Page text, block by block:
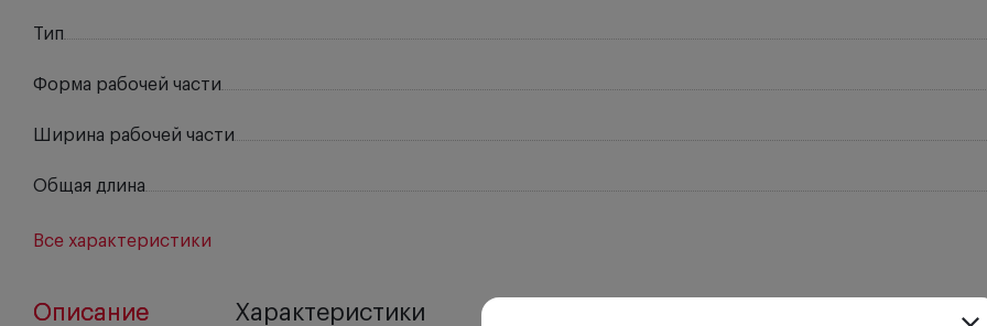
Тип
Форма рабочей части
Ширина рабочей части
Общая длина
Все характеристики
Описание Характеристики